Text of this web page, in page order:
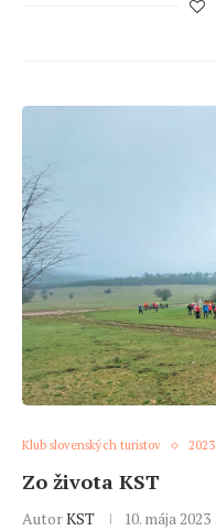
Klub slovenských turistov 2023
Zo života KST
AutorKST 10. mája 2023